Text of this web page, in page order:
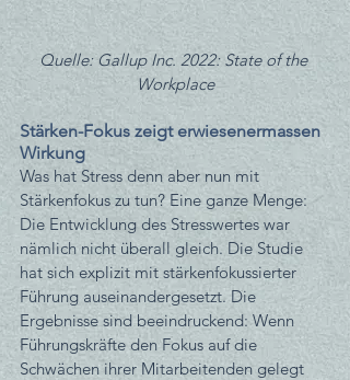
Quelle: Gallup Inc. 2022: State of the
Workplace
Stärken-Fokus zeigt erwiesenermassen
Wirkung
Was hat Stress denn aber nun mit
Stärkenfokus zu tun? Eine ganze Menge:
Die Entwicklung des Stresswertes war
nämlich nicht überall gleich. Die Studie
hat sich explizit mit stärkenfokussierter
Führung auseinandergesetzt. Die
Ergebnisse sind beeindruckend: Wenn
Führungskräfte den Fokus auf die
Schwächen ihrer Mitarbeitenden gelegt